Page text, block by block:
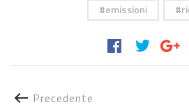
emissioni
Precedente